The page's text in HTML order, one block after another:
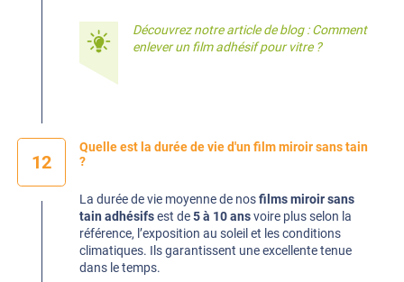
Découvrez notre article de blog :Comment
enlever un film adhésif pour vitre ?
12
Quelle est la durée de vie d'un film miroir sans tain
?
La durée de vie moyenne de nosfilms miroir sans
tain adhésifsest de5 à 10 ansvoire plus selon la
référence, l’exposition au soleil et les conditions
climatiques. Ils garantissent une excellente tenue
dans le temps.